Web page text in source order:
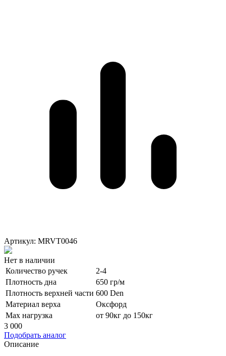
Артикул: MRVT0046
Нет в наличии
Количество ручек
2-4
Плотность дна
650 гр/м
Плотность верхней части 600 Den
Материал верха
Оксфорд
Max нагрузка
от 90кг до 150кг
3 000
Подобрать аналог
Описание